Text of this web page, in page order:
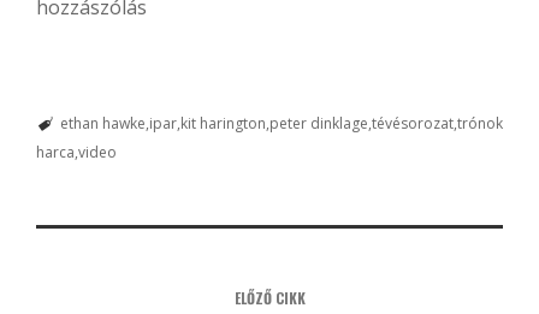
hozzászólás
ethan hawke ipar kit harington peter dinklage tévésorozattrónok
harca video
ELŐZŐ CIKK